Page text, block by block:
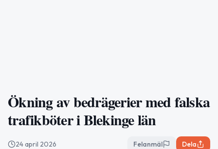
Ökning av bedrägerier med falska
trafikböter i Blekinge län
24 april 2026 Felanmäl Dela